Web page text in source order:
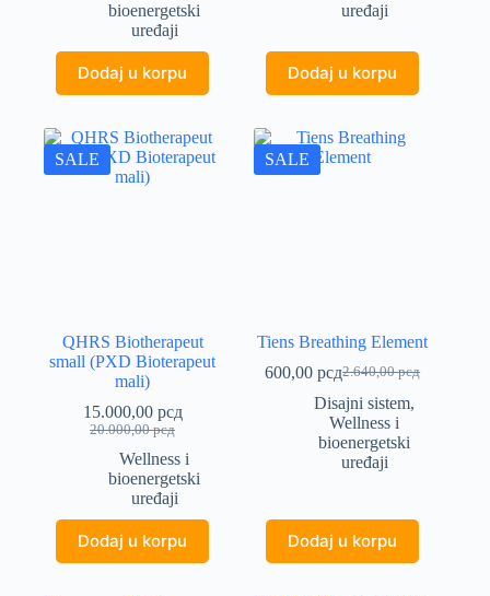
bila:
16.000,00 рсд.
12.000,00 рсд.
bioenergetski
uređaji
Dodaj u korpu
100.000,00 рсд.
uređaji
Dodaj u korpu
SALE
QHRS Biotherapeut
small (PXD Bioterapeut
mali)
20.000,00рсд
Originalna
je
bila:
20.000,00 рсд.
15.000,00 рсд
Trenutna
je:
15.000,00 рсд.
Wellness i
bioenergetski
uređaji
Dodaj u korpu
SALE
Tiens Breathing Element
2.640,00рсд
Originalna
cena
je
bila:
2.640,00 рсд.
600,00рсдTrenutna
cena
je:
600,00 рсд.
Disajni sistem,
Wellness i
bioenergetski
uređaji
Dodaj u korpu